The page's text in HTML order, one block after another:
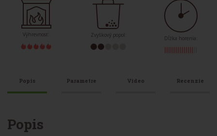
Výhrevnosť: Zvyškový popol: Dĺžka horenia:
Popis Parametre Video Recenzie
Popis